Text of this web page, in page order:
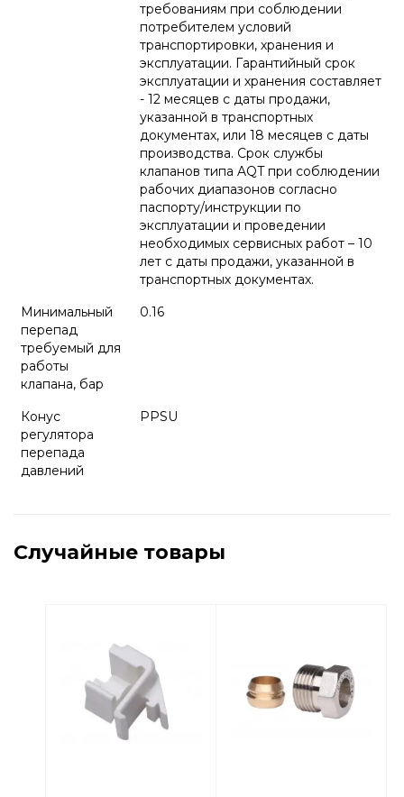
требованиям при соблюдении
потребителем условий
транспортировки, хранения и
эксплуатации. Гарантийный срок
эксплуатации и хранения составляет
- 12 месяцев с даты продажи,
указанной в транспортных
документах, или 18 месяцев с даты
производства. Срок службы
клапанов типа AQT при соблюдении
рабочих диапазонов согласно
паспорту/инструкции по
эксплуатации и проведении
необходимых сервисных работ – 10
лет с даты продажи, указанной в
транспортных документах.
Минимальный
перепад
требуемый для
работы
клапана, бар
0.16
Конус
регулятора
перепада
давлений
PPSU
Случайные товары